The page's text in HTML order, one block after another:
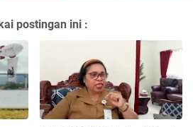
postingan ini :